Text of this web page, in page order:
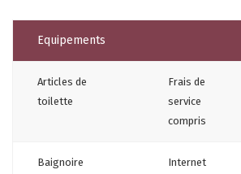
Equipements
Articles de
toilette
Frais de
service
compris
Baignoire Internet